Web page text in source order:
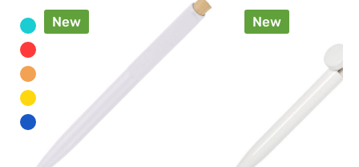
New New